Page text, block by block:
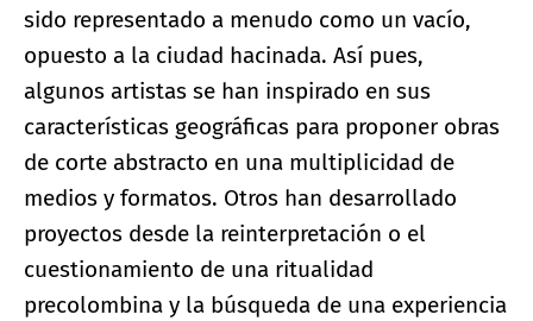
sido representado a menudo como un vacío,
opuesto a la ciudad hacinada. Así pues,
algunos artistas se han inspirado en sus
características geográficas para proponer obras
de corte abstracto en una multiplicidad de
medios y formatos. Otros han desarrollado
proyectos desde la reinterpretación o el
cuestionamiento de una ritualidad
precolombina y la búsqueda de una experiencia